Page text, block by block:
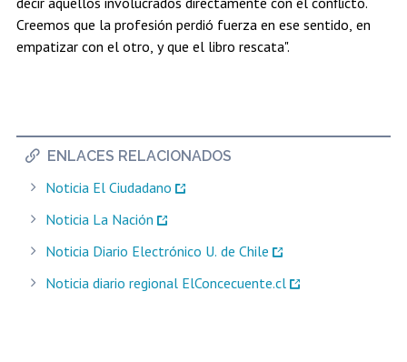
ENLACES RELACIONADOS
Noticia El Ciudadano
Noticia La Nación
Noticia Diario Electrónico U. de Chile
Noticia diario regional ElConcecuente.cl
Creemos que la profesión perdió fuerza en ese sentido, en
empatizar con el otro, y que el libro rescata".